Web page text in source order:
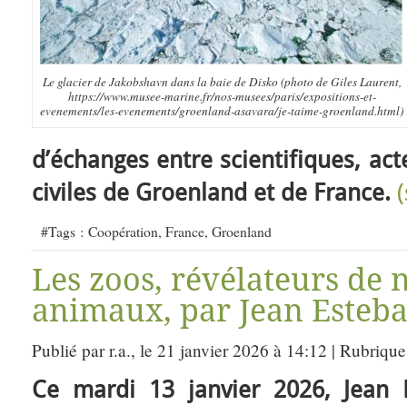
Le glacier de Jakobshavn dans la baie de Disko (photo de Giles Laurent,
https://www.musee-marine.fr/nos-musees/paris/expositions-et-
evenements/les-evenements/groenland-asavara/je-taime-groenland.html)
d’échanges entre scientifiques,
civiles de Groenland et de France.
#Tags : Coopération, France, Groenland
Les zoos, révélateurs de
animaux, par Jean
Publié par r.a., le 21 janvier 2026 à 14:12 |
Ce mardi 13 janvier 2026, Jean